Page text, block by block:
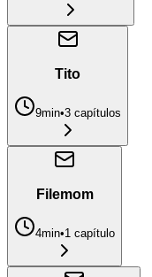
Tito
9min•3 capítulos
Filemom
4min•1 capítulo